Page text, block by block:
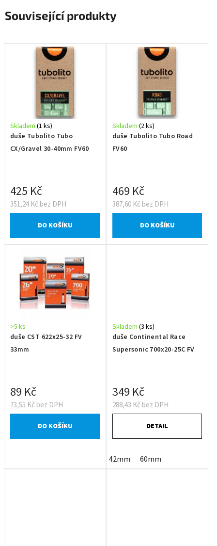
Související produkty
duše Tubolito Tubo
CX/Gravel 30-40mm FV60
Skladem (1 ks)
351,24 Kč bez DPH
425 Kč
DO KOŠÍKU
duše Tubolito Tubo Road
FV60
Skladem (2 ks)
387,60 Kč bez DPH
469 Kč
DO KOŠÍKU
duše CST 622x25-32 FV
33mm
>5 ks
73,55 Kč bez DPH
89 Kč
DO KOŠÍKU
duše Continental Race
Supersonic 700x20-25C FV
Skladem (3 ks)
288,43 Kč bez DPH
349 Kč
DETAIL
42mm 60mm